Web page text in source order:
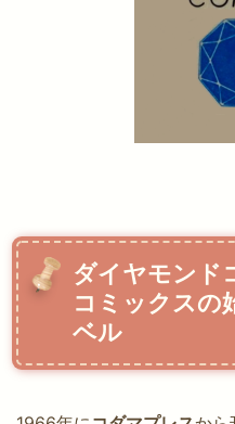
ダイヤモンド
コミックスの
ベル